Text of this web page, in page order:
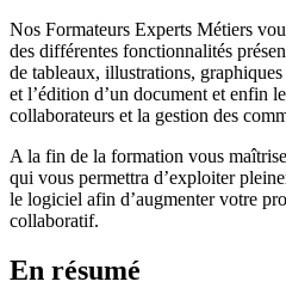
Nos Formateurs Experts Métiers
des différentes fonctionnalités
de tableaux, illustrations,
et l’édition d’un document et enfin
collaborateurs et la gestion des
A la fin de la formation vous
qui vous permettra d’exploiter
le logiciel afin d’augmenter votre
collaboratif.
En résumé